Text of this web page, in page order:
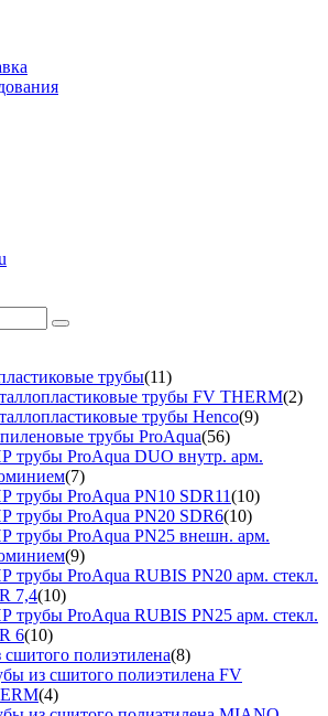
трубы(11)
трубы FV THERM(2)
трубы Henco(9)
трубы ProAqua(56)
трубы ProAqua DUO внутр. арм.
(7)
трубы ProAqua PN10 SDR11(10)
трубы ProAqua PN20 SDR6(10)
трубы ProAqua PN25 внешн. арм.
(9)
трубы ProAqua RUBIS PN20 арм. стекл.
7,4(10)
трубы ProAqua RUBIS PN25 арм. стекл.
6(10)
полиэтилена(8)
из сшитого полиэтилена FV
(4)